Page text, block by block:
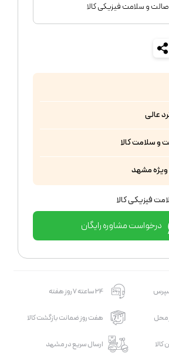
و سلامت فیزیکی کالا
عالی
و سلامت کالا
ویژه مشهد
فیزیکی کالا
درخواست مشاوره رایگان
24 ساعته 7 روز هفته
محل هفت روز ضمانت بازگشت کالا
ارسال سریع در مشهد